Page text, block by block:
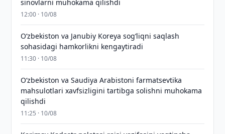
sinovlarni muhokama qilishdi
12:00 · 10/08
Oʻzbekiston va Janubiy Koreya sogʻliqni saqlash
sohasidagi hamkorlikni kengaytiradi
11:30 · 10/08
Oʻzbekiston va Saudiya Arabistoni farmatsevtika
mahsulotlari xavfsizligini tartibga solishni muhokama
qilishdi
11:25 · 10/08